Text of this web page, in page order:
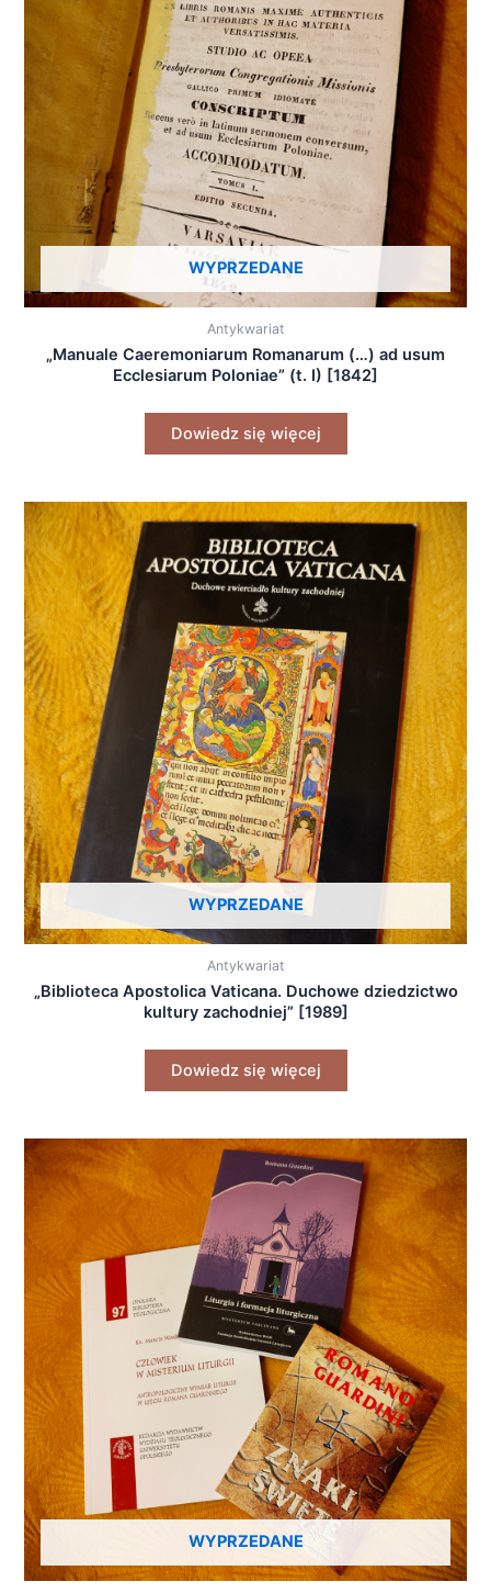
WYPRZEDANE
Antykwariat
„Manuale Caeremoniarum Romanarum (…) ad usum
Ecclesiarum Poloniae” (t. I) [1842]
Dowiedz się więcej
WYPRZEDANE
Antykwariat
„Biblioteca Apostolica Vaticana. Duchowe dziedzictwo
kultury zachodniej” [1989]
Dowiedz się więcej
WYPRZEDANE